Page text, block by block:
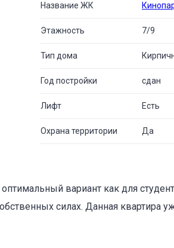
Название ЖК
Этажность 7/9
Тип дома
Год постройки сдан
Лифт Есть
Охрана территории Да
вариант как для
силах. Данная квартира